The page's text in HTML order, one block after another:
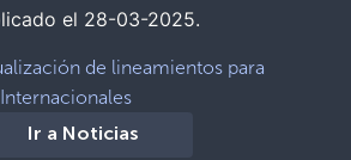
el 28-03-2025.
de lineamientos para
Ir a Noticias